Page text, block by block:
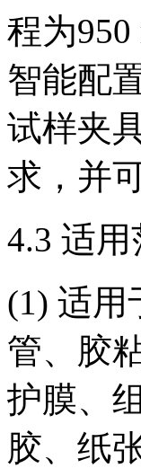
程为
智能配
试样夹
求，并
4.3 适用
(1) 适用
管、胶
护膜、
胶、纸